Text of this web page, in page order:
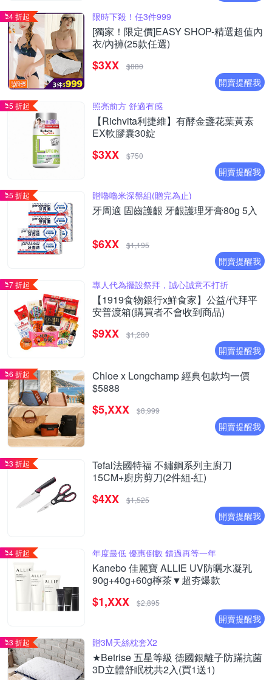
4 折起 限時下殺！任3件999
[獨家！限定價]EASY SHOP-精選超值內
衣/內褲(25款任選)
$3XX $880
開賣提醒我
5 折起 照亮前方 舒適有感
【Richvita利捷維】有酵金盞花葉黃素
EX軟膠囊30錠
$3XX $750
開賣提醒我
5 折起 贈嚕嚕米深盤組(贈完為止)
牙周適 固齒護齦 牙齦護理牙膏80g 5入
$6XX $1,195
開賣提醒我
7 折起 專人代為擺設祭拜，誠心誠意不打折
【1919食物銀行x鮮食家】公益/代拜平
安普渡箱(購買者不會收到商品)
$9XX $1,280
開賣提醒我
6 折起
Chloe x Longchamp 經典包款均一價
$5888
$5,XXX $8,999
開賣提醒我
3 折起
Tefal法國特福 不鏽鋼系列主廚刀
15CM+廚房剪刀(2件組-紅)
$4XX $1,525
開賣提醒我
4 折起 年度最低 優惠倒數 錯過再等一年
Kanebo 佳麗寶 ALLIE UV防曬水凝乳
90g+40g+60g檸茶▼超夯爆款
$1,XXX $2,895
開賣提醒我
3 折起 贈3M天絲枕套X2
★Betrise 五星等級 德國銀離子防蹣抗菌
3D立體舒眠枕共2入(買1送1)